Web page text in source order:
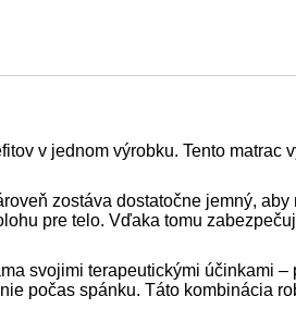
v jednom výrobku. Tento matrac
zostáva dostatočne jemný,
pre telo. Vďaka tomu
svojimi terapeutickými účinkami
počas spánku. Táto kombinácia